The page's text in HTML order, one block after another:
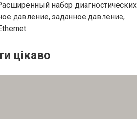
набор диагностических
давление, заданное давление,
цікаво